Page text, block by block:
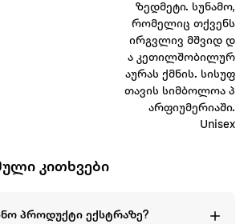
ზედმეტი. სუნამო,
რომელიც თქვენს
ირგვლივ მშვიდ დ
ა კეთილშობილურ
აურას ქმნის. სისუფ
თავის სიმბოლოა პ
არფიუმერიაში.
Unisex
კითხვები
პროდუქტი ექსტრაზე?